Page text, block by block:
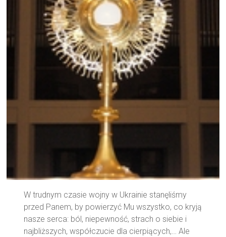
W trudnym czasie wojny w Ukrainie stanęliśmy
przed Panem, by powierzyć Mu wszystko, co kryją
nasze serca: ból, niepewność, strach o siebie i
najbliższych, współczucie dla cierpiących,… Ale